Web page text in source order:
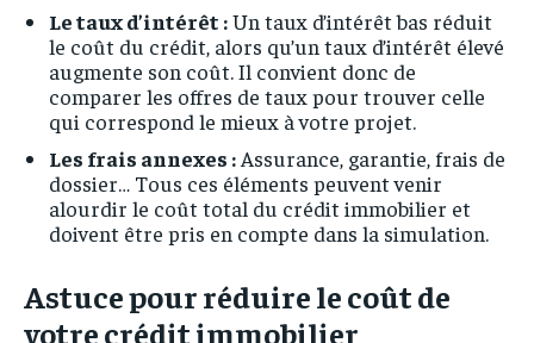
Le taux d’intérêt :Un taux d’intérêt bas réduit
le coût du crédit, alors qu’un taux d’intérêt élevé
augmente son coût. Il convient donc de
comparer les offres de taux pour trouver celle
qui correspond le mieux à votre projet.
Les frais annexes : Assurance, garantie, frais de
dossier… Tous ces éléments peuvent venir
alourdir le coût total du crédit immobilier et
doivent être pris en compte dans la simulation.
Astuce pour réduire le coût de
votre crédit immobilier